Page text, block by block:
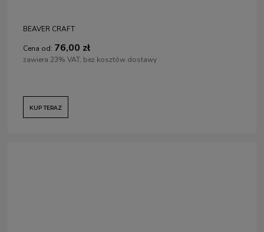
BEAVER CRAFT
Cena od: 76,00 zł
zawiera 23% VAT, bez kosztów dostawy
KUP TERAZ